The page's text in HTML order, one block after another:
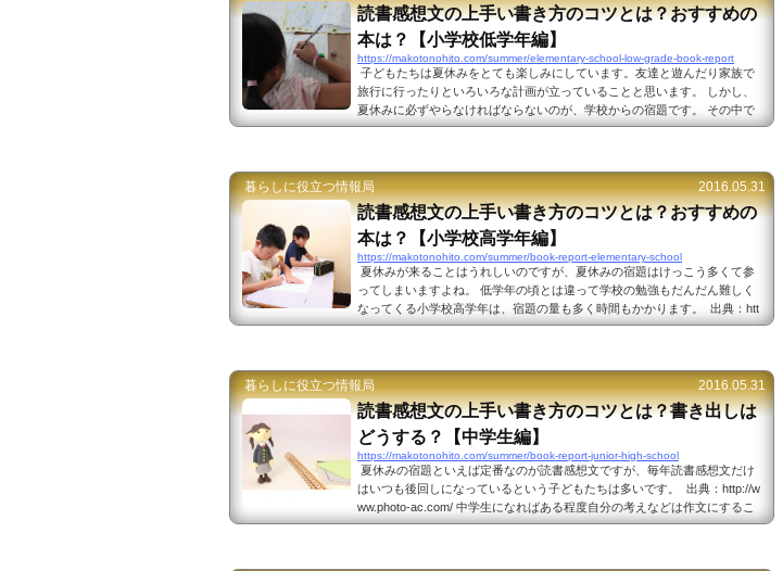
読書感想文の上手い書き方のコツとは？おすすめの
本は？【小学校低学年編】
https://makotonohito.com/summer/elementary-school-low-grade-book-report
子どもたちは夏休みをとても楽しみにしています。友達と遊んだり家族で
旅行に行ったりといろいろな計画が立っていることと思います。 しかし、
夏休みに必ずやらなければならないのが、学校からの宿題です。 その中で
も、多くの子供達を悩ませるのが読書感想文です。 出典：http://www.photo-
が読書感想文を書くときにおすすめの本は？低学年の子供達が読書...
暮らしに役立つ情報局 2016.05.31
読書感想文の上手い書き方のコツとは？おすすめの
本は？【小学校高学年編】
https://makotonohito.com/summer/book-report-elementary-school
夏休みが来ることはうれしいのですが、夏休みの宿題はけっこう多くて参
ってしまいますよね。 低学年の頃とは違って学校の勉強もだんだん難しく
なってくる小学校高学年は、宿題の量も多く時間もかかります。 出典：htt
p://www.photo-ac.com/ その中でももっとも難しいという子どもたちが多い
からない、という子どもたちも多いのではないでしょうか。 高学年の子...
暮らしに役立つ情報局 2016.05.31
読書感想文の上手い書き方のコツとは？書き出しは
どうする？【中学生編】
https://makotonohito.com/summer/book-report-junior-high-school
夏休みの宿題といえば定番なのが読書感想文ですが、毎年読書感想文だけ
はいつも後回しになっているという子どもたちは多いです。 出典：http://w
ww.photo-ac.com/ 中学生になればある程度自分の考えなどは作文にするこ
とが出来るのですが、読書感想文になるとなかなか進みません。 どこから